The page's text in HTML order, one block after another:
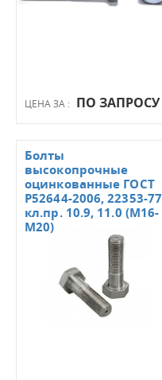
ЦЕНА ЗА : ПО ЗАПРОСУ
Болты
высокопрочные
оцинкованные ГОСТ
Р52644-2006, 22353-77
кл.пр. 10.9, 11.0 (М16-
М20)